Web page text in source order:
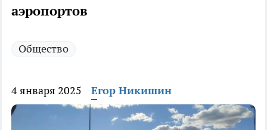
аэропортов
Общество
4 января 2025 Егор Никишин